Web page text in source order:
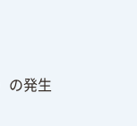
の発生